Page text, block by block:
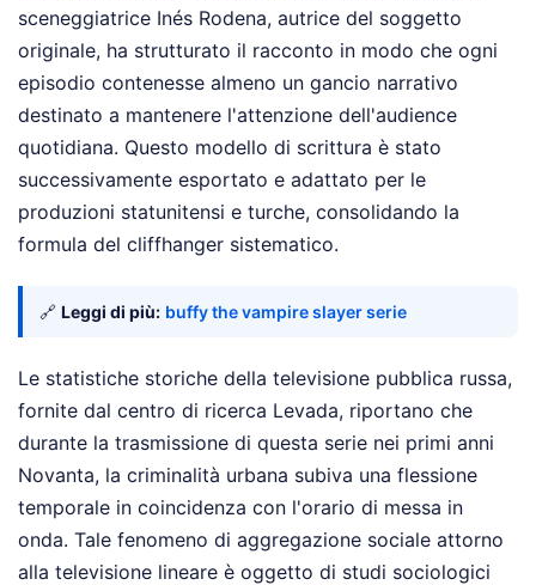
sceneggiatrice Inés Rodena, autrice del soggetto
originale, ha strutturato il racconto in modo che ogni
episodio contenesse almeno un gancio narrativo
destinato a mantenere l'attenzione dell'audience
quotidiana. Questo modello di scrittura è stato
successivamente esportato e adattato per le
produzioni statunitensi e turche, consolidando la
formula del cliffhanger sistematico.
🔗 Leggi di più: buffy the vampire slayer serie
Le statistiche storiche della televisione pubblica russa,
fornite dal centro di ricerca Levada, riportano che
durante la trasmissione di questa serie nei primi anni
Novanta, la criminalità urbana subiva una flessione
temporale in coincidenza con l'orario di messa in
onda. Tale fenomeno di aggregazione sociale attorno
alla televisione lineare è oggetto di studi sociologici